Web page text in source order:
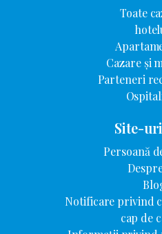
Toate
Cazare și
Parteneri
Site-
Persoană
Notificare privind
cap de